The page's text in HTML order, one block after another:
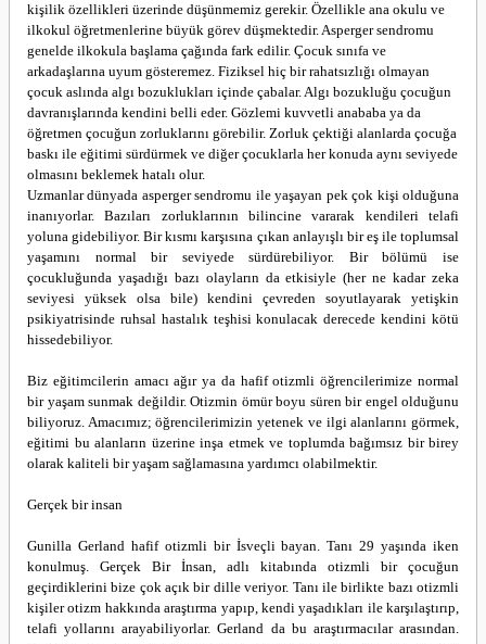
kişilik özellikleri üzerinde düşünmemiz gerekir. Özellikle ana okulu ve
ilkokul öğretmenlerine büyük görev düşmektedir. Asperger sendromu
genelde ilkokula başlama çağında fark edilir. Çocuk sınıfa ve
arkadaşlarına uyum gösteremez. Fiziksel hiç bir rahatsızlığı olmayan
çocuk aslında algı bozuklukları içinde çabalar. Algı bozukluğu çocuğun
davranışlarında kendini belli eder. Gözlemi kuvvetli anababa ya da
öğretmen çocuğun zorluklarını görebilir. Zorluk çektiği alanlarda çocuğa
baskı ile eğitimi sürdürmek ve diğer çocuklarla her konuda aynı seviyede
olmasını beklemek hatalı olur.
Uzmanlar dünyada asperger sendromu ile yaşayan pek çok kişi olduğuna
inanıyorlar. Bazıları zorluklarının bilincine vararak kendileri telafi
yoluna gidebiliyor. Bir kısmı karşısına çıkan anlayışlı bir eş ile toplumsal
yaşamını normal bir seviyede sürdürebiliyor. Bir bölümü ise
çocukluğunda yaşadığı bazı olayların da etkisiyle (her ne kadar zeka
seviyesi yüksek olsa bile) kendini çevreden soyutlayarak yetişkin
psikiyatrisinde ruhsal hastalık teşhisi konulacak derecede kendini kötü
hissedebiliyor.
Biz eğitimcilerin amacı ağır ya da hafif otizmli öğrencilerimize normal
bir yaşam sunmak değildir. Otizmin ömür boyu süren bir engel olduğunu
biliyoruz. Amacımız; öğrencilerimizin yetenek ve ilgi alanlarını görmek,
eğitimi bu alanların üzerine inşa etmek ve toplumda bağımsız bir birey
olarak kaliteli bir yaşam sağlamasına yardımcı olabilmektir.
Gerçek bir insan
Gunilla Gerland hafif otizmli bir İsveçli bayan. Tanı 29 yaşında iken
konulmuş. Gerçek Bir İnsan, adlı kitabında otizmli bir çocuğun
geçirdiklerini bize çok açık bir dille veriyor. Tanı ile birlikte bazı otizmli
kişiler otizm hakkında araştırma yapıp, kendi yaşadıkları ile karşılaştırıp,
telafi yollarını arayabiliyorlar. Gerland da bu araştırmacılar arasından.